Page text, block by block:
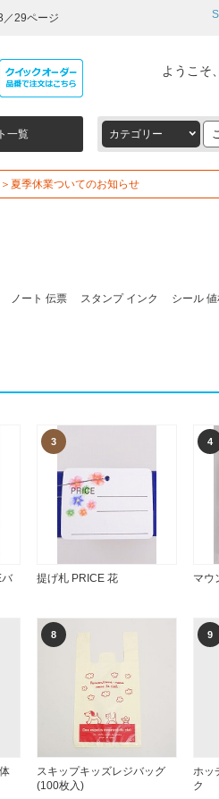
／29ページ
ようこそ、
一覧 カテゴリー
＞夏季休業ついてのお知らせ
ート 伝票 スタンプ インク シール
バ
3
提げ札 PRICE 花
4
マウ
8
スキップキッズレジバッグ
(100枚入)
9
ホッ
ク